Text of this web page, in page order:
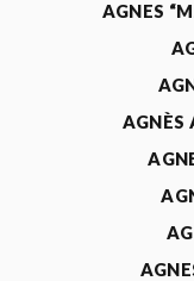
AGNES
AGNÈS